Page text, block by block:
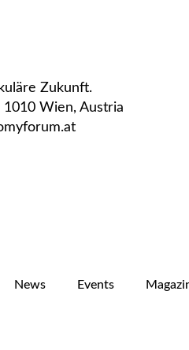
Zukunft.
1010 Wien, Austria
News Events